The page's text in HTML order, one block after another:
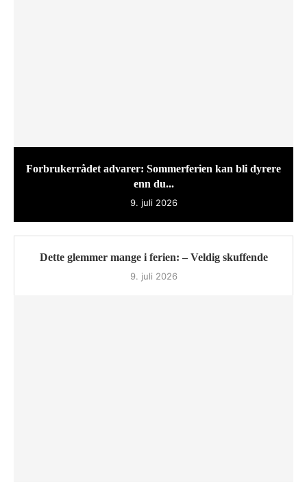
Forbrukerrådet advarer: Sommerferien kan bli dyrere
enn du...
9. juli 2026
Dette glemmer mange i ferien: – Veldig skuffende
9. juli 2026